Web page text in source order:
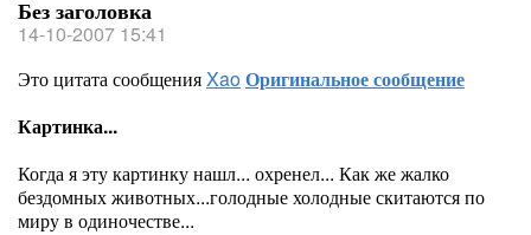
Без заголовка
14-10-2007 15:41
Это цитата сообщенияXaoОригинальное сообщение
Картинка...
Когда я эту картинку нашл... охренел... Как же жалко
бездомных животных...голодные холодные скитаются по
миру в одиночестве...